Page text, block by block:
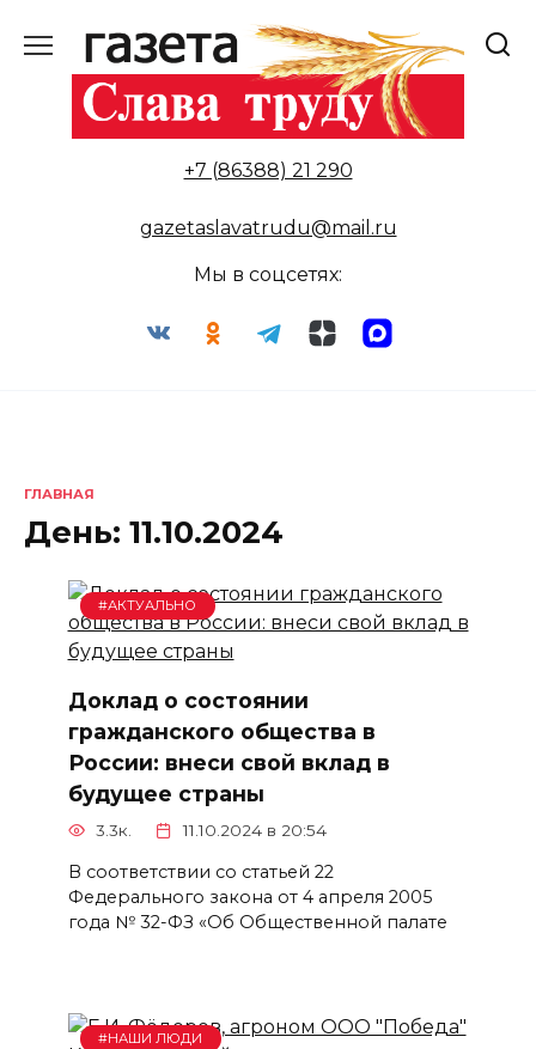
содержанию
+7 (86388) 21 290
gazetaslavatrudu@mail.ru
Мы в соцсетях:
ГЛАВНАЯ
День: 11.10.2024
#АКТУАЛЬНО
Доклад о состоянии
гражданского общества в
России: внеси свой вклад в
будущее страны
3.3к. 11.10.2024 в 20:54
В соответствии со статьей 22
Федерального закона от 4 апреля 2005
года № 32-ФЗ «Об Общественной палате
#НАШИ ЛЮДИ